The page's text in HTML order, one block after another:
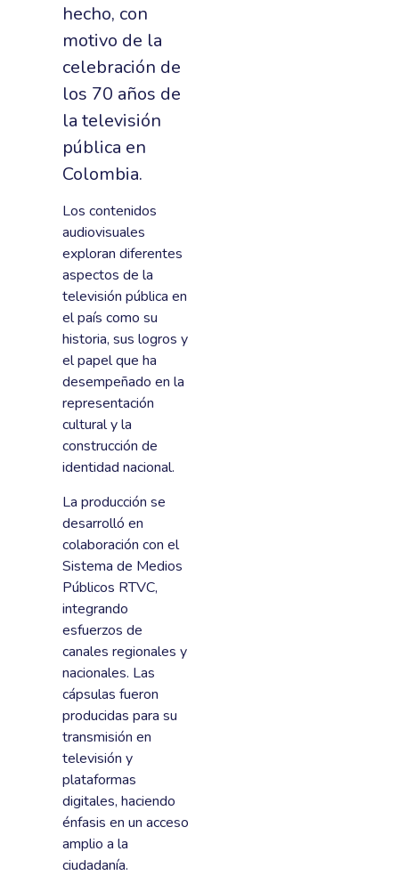
hecho, con
motivo de la
celebración de
los 70 años de
la televisión
pública en
Colombia.
Los contenidos
audiovisuales
exploran diferentes
aspectos de la
televisión pública en
el país como su
historia, sus logros y
el papel que ha
desempeñado en la
representación
cultural y la
construcción de
identidad nacional.
La producción se
desarrolló en
colaboración con el
Sistema de Medios
Públicos RTVC,
integrando
esfuerzos de
canales regionales y
nacionales. Las
cápsulas fueron
producidas para su
transmisión en
televisión y
plataformas
digitales, haciendo
énfasis en un acceso
amplio a la
ciudadanía.